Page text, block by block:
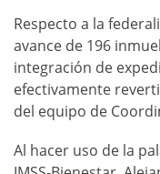
Respecto a la
avance de 196
integración de
efectivamente
del equipo de
Al hacer uso de la